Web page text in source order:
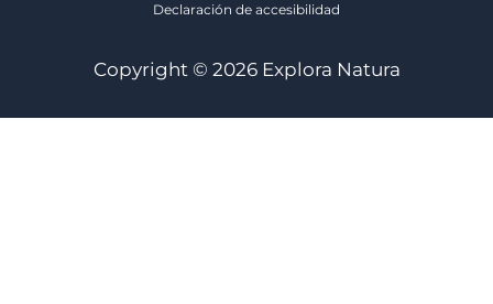
Declaración de accesibilidad
Copyright © 2026 Explora Natura